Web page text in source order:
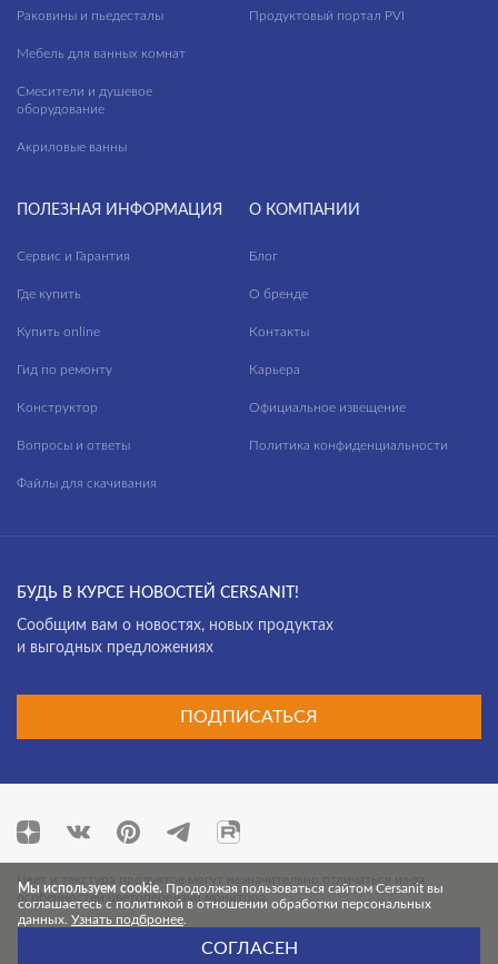
Раковины и пьедесталы
Мебель для ванных комнат
Смесители и душевое
оборудование
Акриловые ванны
Продуктовый портал PVI
ПОЛЕЗНАЯ ИНФОРМАЦИЯ
Сервис и Гарантия
Где купить
Купить online
Гид по ремонту
Конструктор
Вопросы и ответы
Файлы для скачивания
О КОМПАНИИ
Блог
О бренде
Контакты
Карьера
Официальное извещение
Политика конфиденциальности
БУДЬ В КУРСЕ НОВОСТЕЙ CERSANIT!
Cообщим вам о новостях, новых продуктах
и выгодных предложениях
ПОДПИСАТЬСЯ
Цвет и текстура продуктов могут незначительно отличаться из-за
особенностей цветопередачи монитора.
© 2026 Cersanit. Все права защищены.
Мы используем cookie. Продолжая пользоваться сайтом Cersanit вы
соглашаетесь с политикой в отношении обработки персональных
данных. Узнать подбронее
СОГЛАСЕН